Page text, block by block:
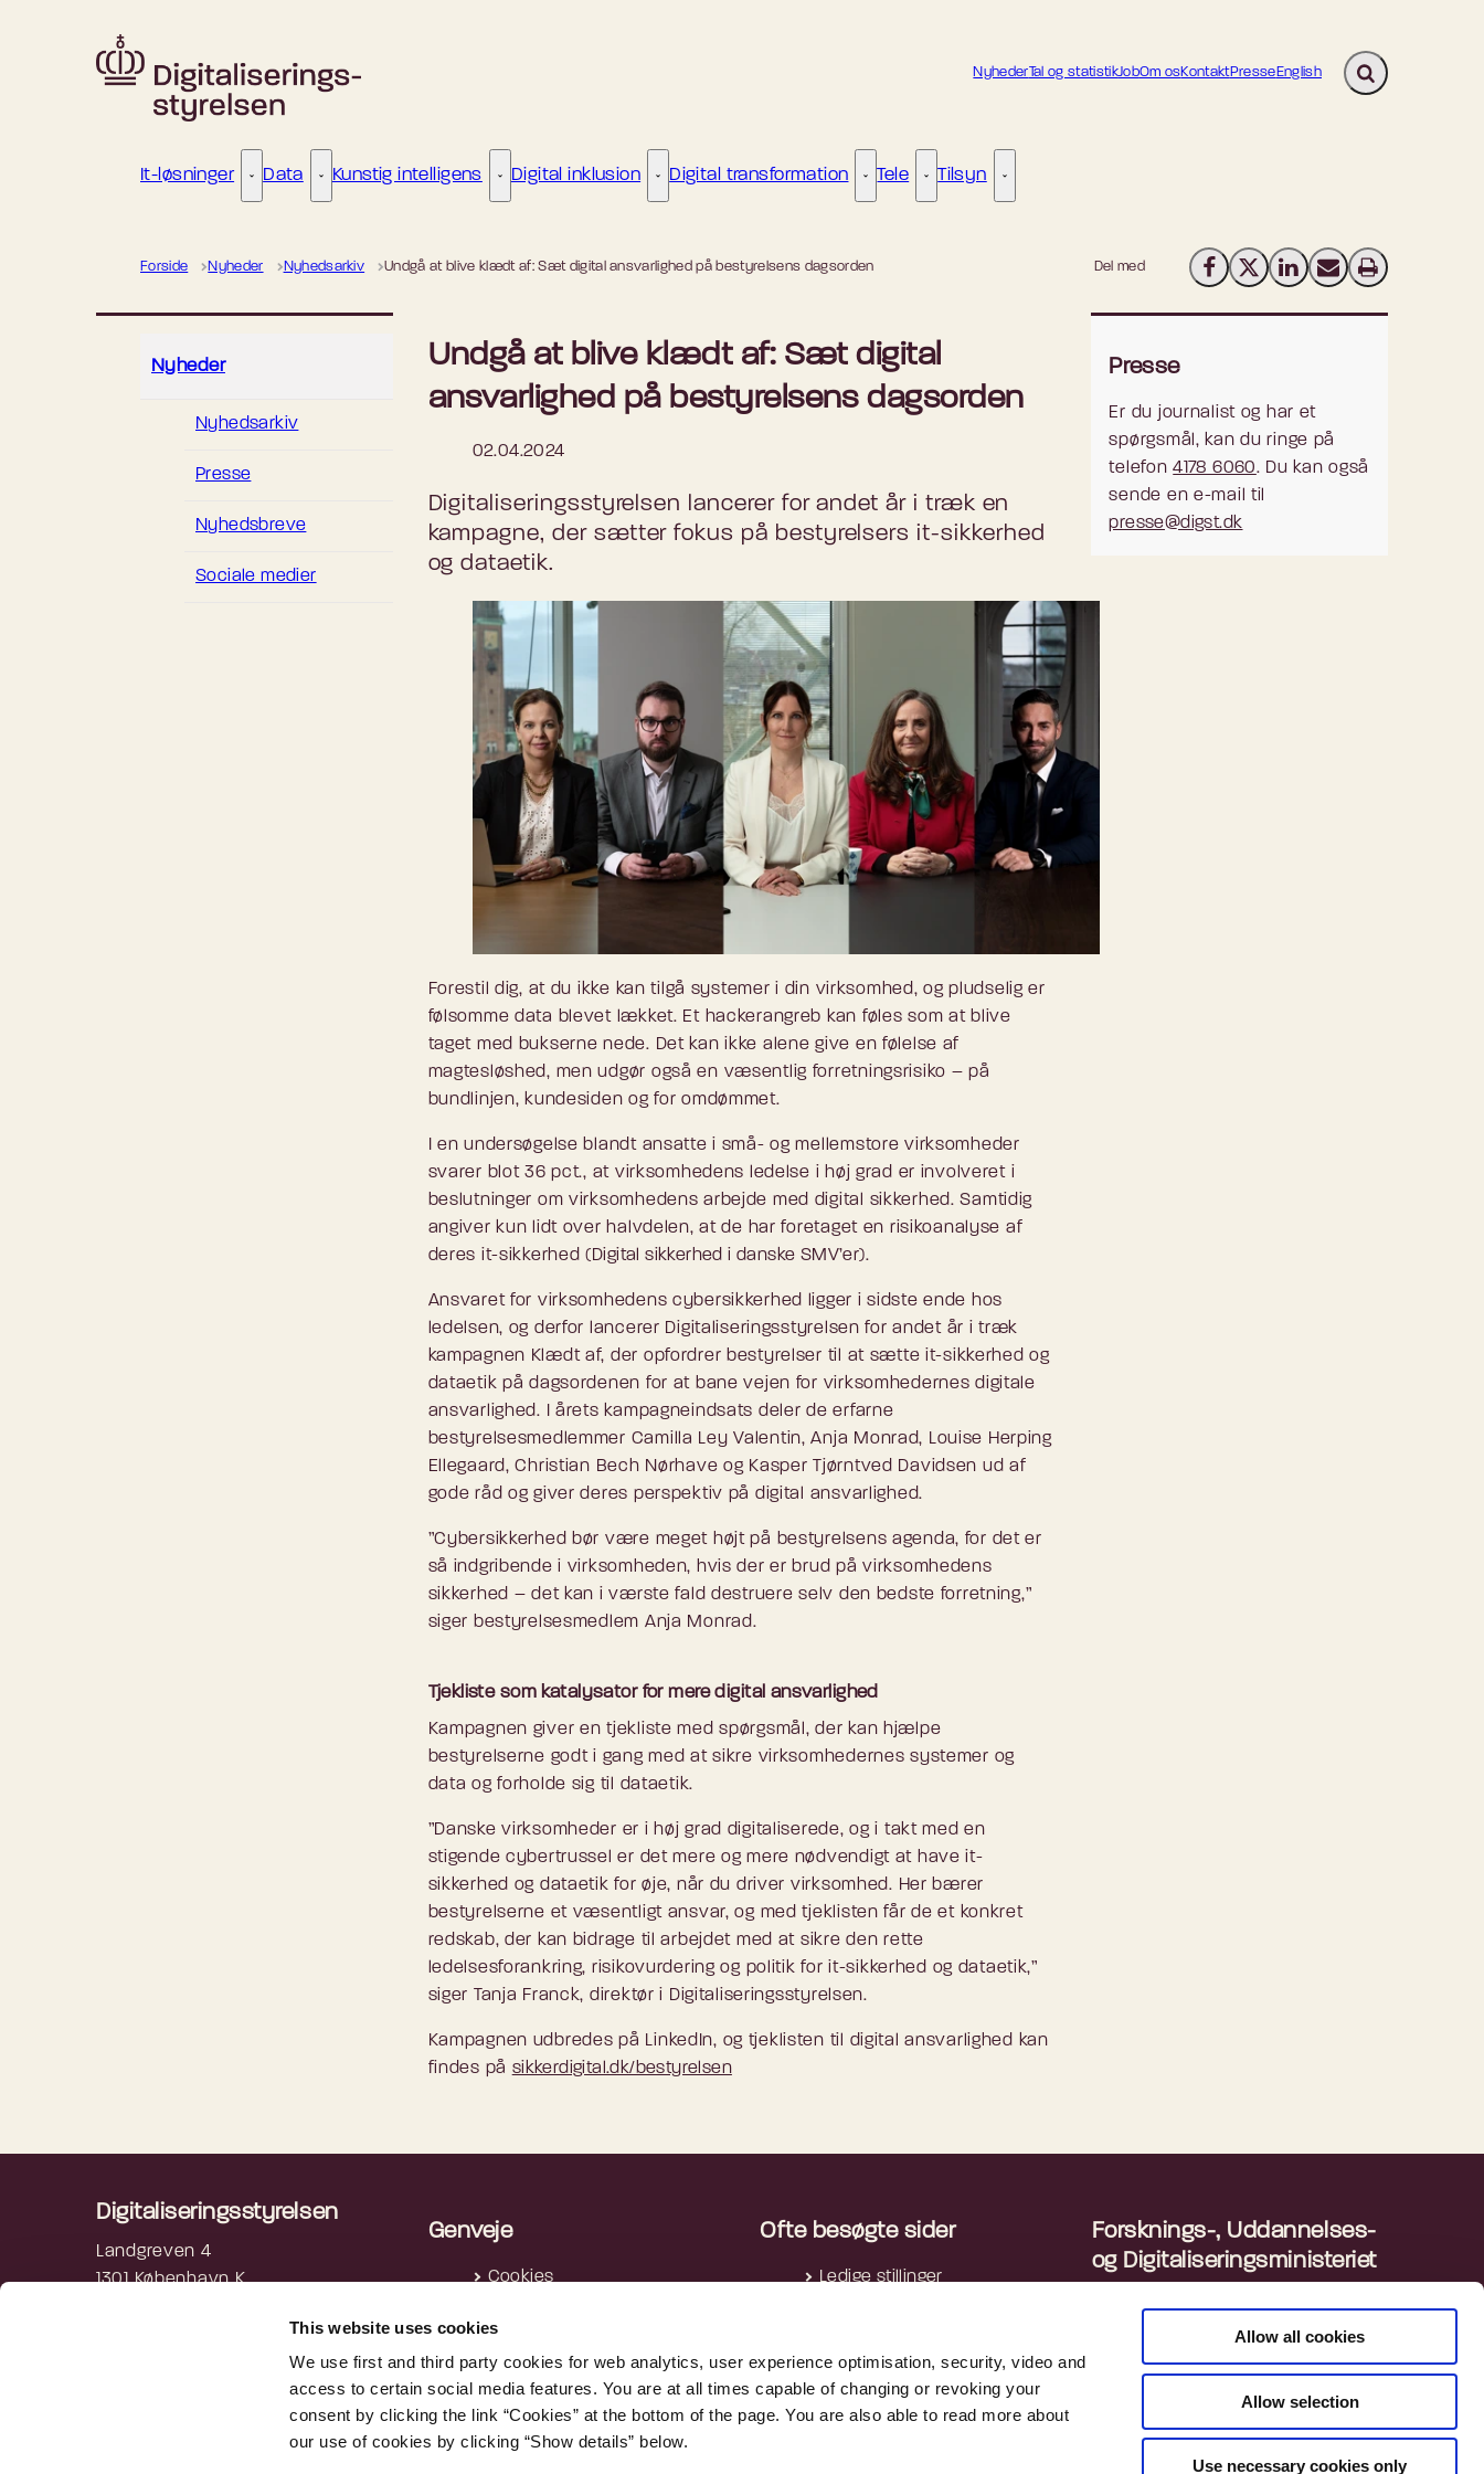
This website uses cookies
We use first and third party cookies for web analytics, user experience optimisation, security, video and
access to certain social media features. You are at all times capable of changing or revoking your
consent by clicking the link “Cookies” at the bottom of the page. You are also able to read more about
our use of cookies by clicking “Show details” below.
Allow all cookies
Allow selection
Use necessary cookies only
NyhederTal og statistikJobOm osKontaktPresseEnglish Fold søgefelt ud
It-løsninger It-løsninger - Flere links
Data Data - Flere links
Kunstig intelligens Kunstig intelligens - Flere links
Digital inklusion Digital inklusion - Flere links
Digital transformation Digital transformation - Flere links
Tele Tele - Flere links
Tilsyn Tilsyn - Flere links
Forside Nyheder Nyhedsarkiv Undgå at blive klædt af: Sæt digital ansvarlighed på bestyrelsens dagsorden Del med Del på Facebook
Del på X (Twitter)
Del på LinkedIn
Send email
Print
Nyheder
Nyhedsarkiv
Presse
Nyhedsbreve
Sociale medier
Undgå at blive klædt af: Sæt digital
ansvarlighed på bestyrelsens dagsorden
02.04.2024
Digitaliseringsstyrelsen lancerer for andet år i træk en
kampagne, der sætter fokus på bestyrelsers it-sikkerhed
og dataetik.
Forestil dig, at du ikke kan tilgå systemer i din virksomhed, og pludselig er
følsomme data blevet lækket. Et hackerangreb kan føles som at blive
taget med bukserne nede. Det kan ikke alene give en følelse af
magtesløshed, men udgør også en væsentlig forretningsrisiko – på
bundlinjen, kundesiden og for omdømmet.
I en undersøgelse blandt ansatte i små- og mellemstore virksomheder
svarer blot 36 pct., at virksomhedens ledelse i høj grad er involveret i
beslutninger om virksomhedens arbejde med digital sikkerhed. Samtidig
angiver kun lidt over halvdelen, at de har foretaget en risikoanalyse af
deres it-sikkerhed ( Digital sikkerhed i danske SMV’er).
Ansvaret for virksomhedens cybersikkerhed ligger i sidste ende hos
ledelsen, og derfor lancerer Digitaliseringsstyrelsen for andet år i træk
kampagnen Klædt af, der opfordrer bestyrelser til at sætte it-sikkerhed og
dataetik på dagsordenen for at bane vejen for virksomhedernes digitale
ansvarlighed. I årets kampagneindsats deler de erfarne
bestyrelsesmedlemmer Camilla Ley Valentin, Anja Monrad, Louise Herping
Ellegaard, Christian Bech Nørhave og Kasper Tjørntved Davidsen ud af
gode råd og giver deres perspektiv på digital ansvarlighed.
”Cybersikkerhed bør være meget højt på bestyrelsens agenda, for det er
så indgribende i virksomheden, hvis der er brud på virksomhedens
sikkerhed – det kan i værste fald destruere selv den bedste forretning,”
siger bestyrelsesmedlem Anja Monrad.
Tjekliste som katalysator for mere digital ansvarlighed
Kampagnen giver en tjekliste med spørgsmål, der kan hjælpe
bestyrelserne godt i gang med at sikre virksomhedernes systemer og
data og forholde sig til dataetik.
”Danske virksomheder er i høj grad digitaliserede, og i takt med en
stigende cybertrussel er det mere og mere nødvendigt at have it-
sikkerhed og dataetik for øje, når du driver virksomhed. Her bærer
bestyrelserne et væsentligt ansvar, og med tjeklisten får de et konkret
redskab, der kan bidrage til arbejdet med at sikre den rette
ledelsesforankring, risikovurdering og politik for it-sikkerhed og dataetik,”
siger Tanja Franck, direktør i Digitaliseringsstyrelsen.
Kampagnen udbredes på LinkedIn, og tjeklisten til digital ansvarlighed kan
findes på sikkerdigital.dk/bestyrelsen
Presse
Er du journalist og har et
spørgsmål, kan du ringe på
telefon4178 6060. Du kan også
sende en e-mail til
presse@digst.dk
Digitaliseringsstyrelsen
Landgreven 4
1301 København K
Genveje
Cookies
Tilgængelighedserklæring
Tilgængelighedserklæring -
apps
Whistleblowerordning
Ofte besøgte sider
Ledige stillinger
AltID
Nummerregistret
Tjekditnet.dk
Forsknings-, Uddannelses-
og Digitaliseringsministeriet
Departementet
Danmarks Statistik